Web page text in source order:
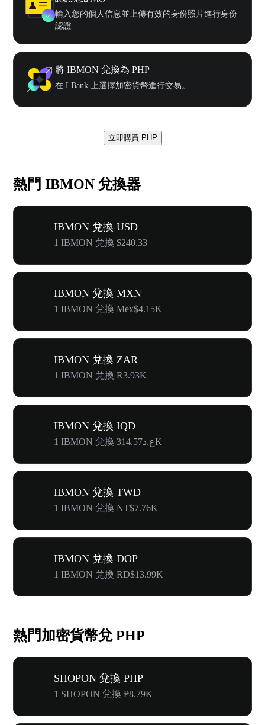
輸入您的個人信息並上傳有效的身份照片進行身份
認證
將 IBMON 兌換為 PHP
在 LBank 上選擇加密貨幣進行交易。
立即購買 PHP
熱門 IBMON 兌換器
IBMON 兌換 USD
1 IBMON 兌換 $240.33
IBMON 兌換 MXN
1 IBMON 兌換 Mex$4.15K
IBMON 兌換 ZAR
1 IBMON 兌換 R3.93K
IBMON 兌換 IQD
1 IBMON 兌換 ع.د314.57K
IBMON 兌換 TWD
1 IBMON 兌換 NT$7.76K
IBMON 兌換 DOP
1 IBMON 兌換 RD$13.99K
熱門加密貨幣兌 PHP
SHOPON 兌換 PHP
1 SHOPON 兌換 ₱8.79K